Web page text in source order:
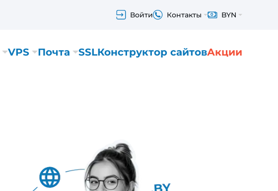
Войти Контакты BYN
VPS Почта SSLКонструктор сайтовАкции